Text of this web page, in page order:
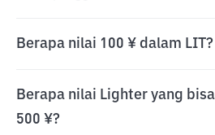
Berapa nilai 100 ¥ dalam LIT?
Berapa nilai Lighter yang
500 ¥?